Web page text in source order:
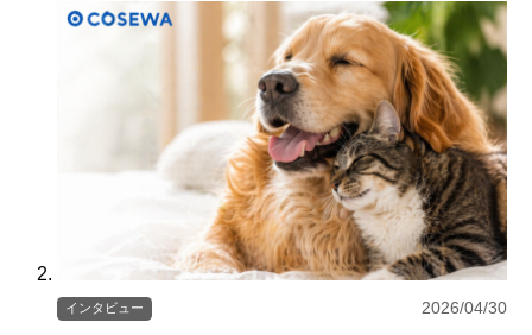
インタビュー 2026/04/30